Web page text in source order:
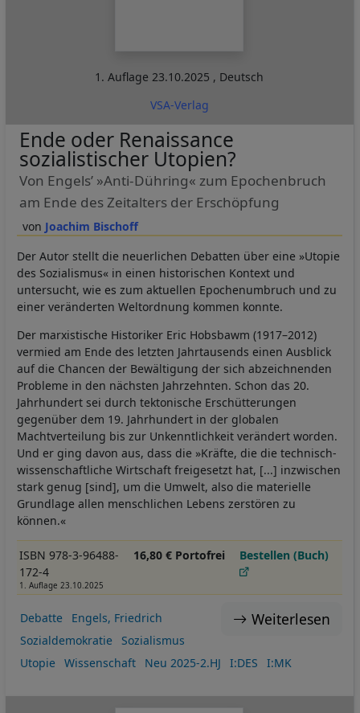
1. Auflage23.10.2025 , Deutsch
VSA-Verlag
Joachim Bischoff
Ende oder Renaissance
sozialistischer Utopien?
Von Engels’ »Anti-Dühring« zum Epochenbruch
am Ende des Zeitalters der Erschöpfung
Der Autor stellt die neuerlichen Debatten über eine »Utopie
des Sozialismus« in einen historischen Kontext und
untersucht, wie es zum aktuellen Epochenumbruch und zu
einer veränderten Weltordnung kommen konnte.
Der marxistische Historiker Eric Hobsbawm (1917–2012)
vermied am Ende des letzten Jahrtausends einen Ausblick
auf die Chancen der Bewältigung der sich abzeichnenden
Probleme in den nächsten Jahrzehnten. Schon das 20.
Jahrhundert sei durch tektonische Erschütterungen
gegenüber dem 19. Jahrhundert in der globalen
Machtverteilung bis zur Unkenntlichkeit verändert worden.
Und er ging davon aus, dass die »Kräfte, die die technisch-
wissenschaftliche Wirtschaft freigesetzt hat, [...] inzwischen
stark genug [sind], um die Umwelt, also die materielle
Grundlage allen menschlichen Lebens zerstören zu
können.«
ISBN 978-3-96488-
172-4
1. Auflage 23.10.2025
16,80 € Portofrei Bestellen (Buch)
Weiterlesen
Debatte
Engels, Friedrich
Sozialdemokratie
Sozialismus
Utopie
Wissenschaft Neu 2025-2.HJ I:DES I:MK